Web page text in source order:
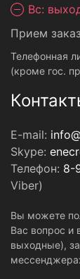
Вс:
Прием
Телефонная
(кроме гос.
E-mail:
Skype:
Телефон: 8-
Viber)
Вы можете
Вас вопрос и
выходные),